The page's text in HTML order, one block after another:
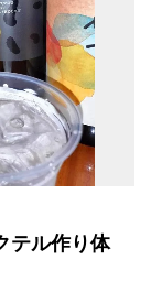
テル作り体